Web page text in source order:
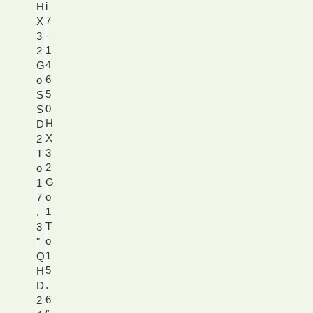
H
X
3
2
G
o
S
S
D
2
T
o
1
7
.
3
″
Q
H
D
2
i
7
-
1
4
6
5
0
H
X
3
2
G
o
1
T
o
1
5
.
6